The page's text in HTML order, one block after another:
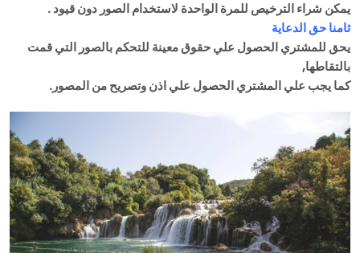
يمكن شراء الترخيص للمرة الواحدة لاستخدام الصور دون قيود .
ثامنا حق الدعاية
يحق للمشتري الحصول علي حقوق معينة للتحكم بالصور التي قمت
بالتقاطها,
كما يجب علي المشتري الحصول علي اذن وتصريح من المصور.